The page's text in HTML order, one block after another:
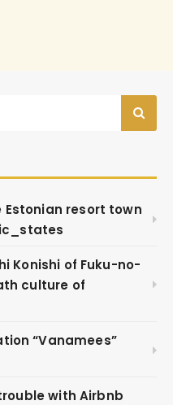
resort town
Konishi of Fuku-no-
culture of
“Vanamees”
with Airbnb